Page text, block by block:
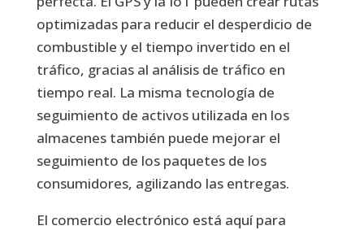
optimizadas para reducir el desperdicio de
combustible y el tiempo invertido en el
tráfico, gracias al análisis de tráfico en
tiempo real. La misma tecnología de
seguimiento de activos utilizada en los
almacenes también puede mejorar el
seguimiento de los paquetes de los
consumidores, agilizando las entregas.
El comercio electrónico está aquí para